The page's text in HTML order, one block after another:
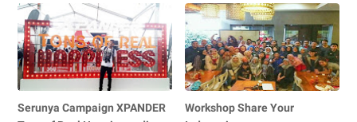
Serunya Campaign XPANDER
Workshop Share Your